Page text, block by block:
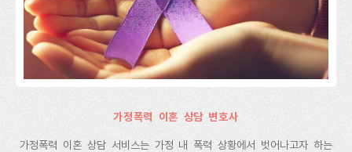
가정폭력 이혼 상담 변호사
가정폭력 이혼 상담 서비스는 가정 내 폭력 상황에서 벗어나고자 하는